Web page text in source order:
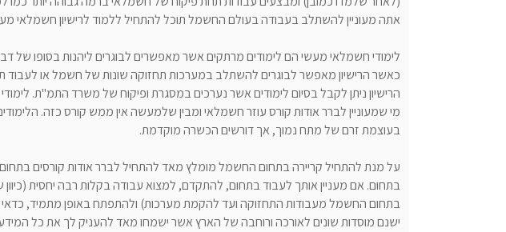
אתה מעוניין להשתלב בעבודה בעולם החשמל תוכל להתחיל ללמוד לרישיון חשמלאי
כאשר הרישיון מאפשר לבוגרים להשתלב במערכות תחזוקה שונות של חשמל או
הרישיון ניתן לקבל בסיום לימודים אשר נערכים במסגרת ופיקוח של משרד התמ"ת.
מי שמעוניין לברר אודות קורס עוזר חשמלאי ומבין שלמעשה אין ממש קורס כזה.
בעוצמת זרם של מתח נמוך, אך דורשים הכשרה מוקדמת.
על מנת להתחיל קריירה בתחום החשמל מומלץ מאד להתחיל לברר אודות קורסים
בתחום. אם מעניין אותך לעבוד בתחום, להתקדם, למצוא עבודה בקלות רבה יחסית
בתחום החשמל מעבודות התחזוקה ועד להקמת מערכות) ולהתפתח באופן מתמיד, כדאי
ישנם מוסדות שונים לאורכה ורוחבה של הארץ אשר ישמחו מאד להעניק לך את כל